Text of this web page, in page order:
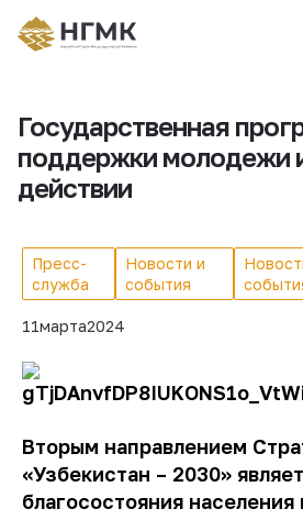
Государственная
поддержки молодежи
действии
Пресс-
служба
Новости и
события
11марта2024
Вторым направлением
«Узбекистан – 2030»
благосостояния населения